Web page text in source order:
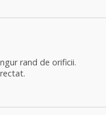
rand de orificii.